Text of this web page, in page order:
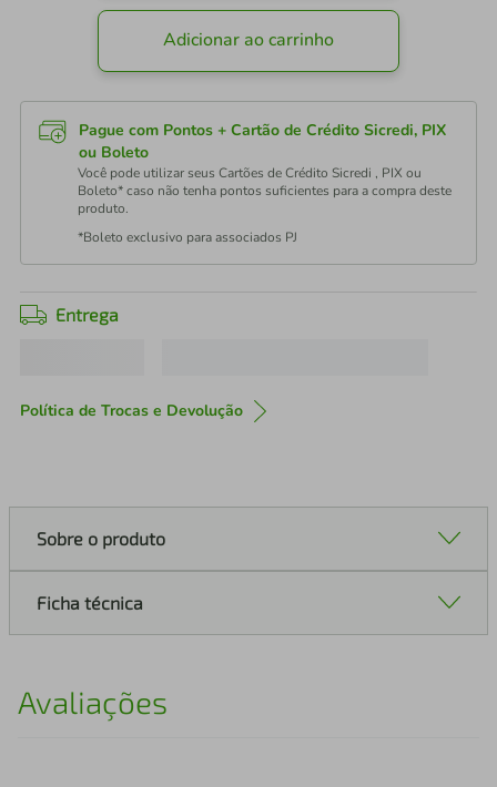
Adicionar ao carrinho
Pague com Pontos + Cartão de Crédito Sicredi, PIX
ou Boleto
Você pode utilizar seus Cartões de Crédito Sicredi , PIX ou
Boleto* caso não tenha pontos suficientes para a compra deste
produto.
*Boleto exclusivo para associados PJ
Entrega
Política de Trocas e Devolução
Sobre o produto
Ficha técnica
Avaliações